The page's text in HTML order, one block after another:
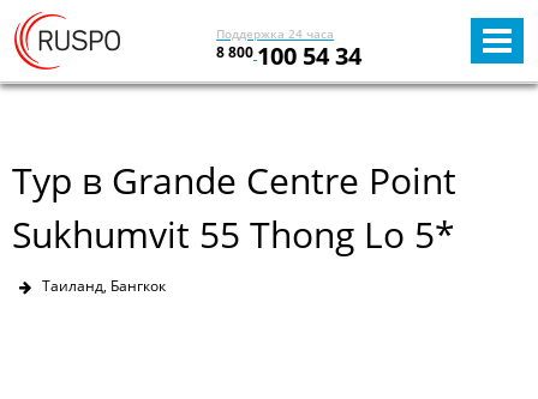
Поддержка 24 часа
8 800 100 54 34
Тур в Grande Centre Point
Sukhumvit 55 Thong Lo 5*
Таиланд, Бангкок